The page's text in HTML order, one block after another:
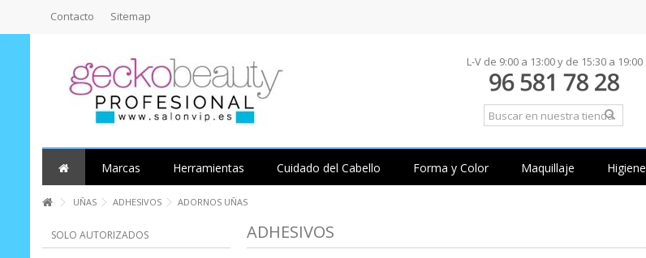
Contacto Sitemap
L-V de 9:00 a 13:00 y de 15:30 a 19:00
Marcas Herramientas Cuidado del Cabello Forma y Color Maquillaje Higiene
UÑAS ADHESIVOS ADORNOS UÑAS
ADHESIVOS
SOLO AUTORIZADOS